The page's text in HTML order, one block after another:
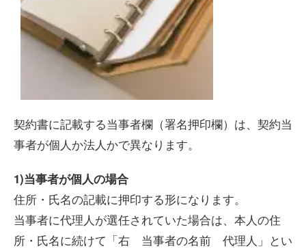
契約書に記載する当事者欄（署名押印欄）は、契約当
事者が個人か法人かで異なります。
1)当事者が個人の場合
住所・氏名の記載に押印する形になります。
当事者に代理人が選任されていた場合は、本人の住
所・氏名に続けて「右 当事者の名前 代理人」とい